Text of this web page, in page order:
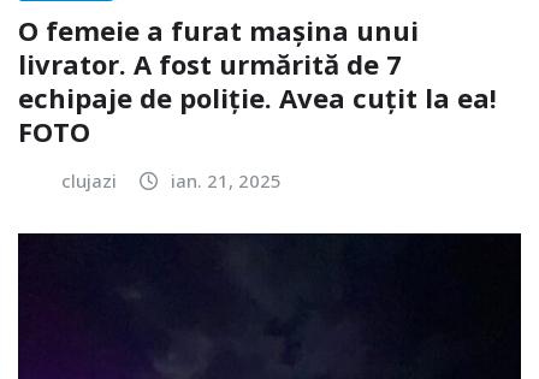
O femeie a furat mașina unui
livrator. A fost urmărită de 7
echipaje de poliție. Avea cuțit la ea!
FOTO
clujazi ian. 21, 2025